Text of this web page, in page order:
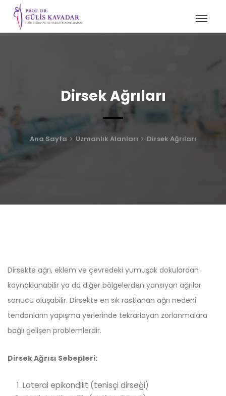
Dirsek Ağrıları
Ana Sayfa Uzmanlık Alanları Dirsek Ağrıları
Dirsekte ağrı, eklem ve çevredeki yumuşak dokulardan
kaynaklanabilir ya da diğer bölgelerden yansıyan ağrılar
sonucu oluşabilir. Dirsekte en sık rastlanan ağrı nedeni
tendonların yapışma yerlerinde tekrarlayan zorlanmalara
bağlı gelişen problemlerdir.
Dirsek Ağrısı Sebepleri:
Lateral epikondilit (tenisçi dirseği)